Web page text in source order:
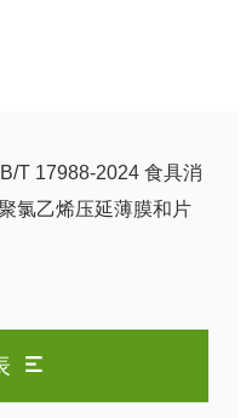
T 17988-2024 食具消
氯乙烯压延薄膜和片
墨检测
油墨成分分析